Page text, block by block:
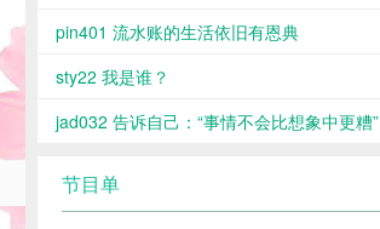
pin401 流水账的生活依旧有恩典
sty22 我是谁？
jad032 告诉自己：“事情不会比想象中更糟”
节目单